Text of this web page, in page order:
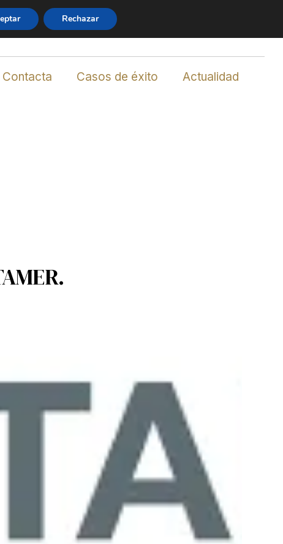
info@abogadosbancarios.es
Contacta Casos de éxito Actualidad
Rechazar